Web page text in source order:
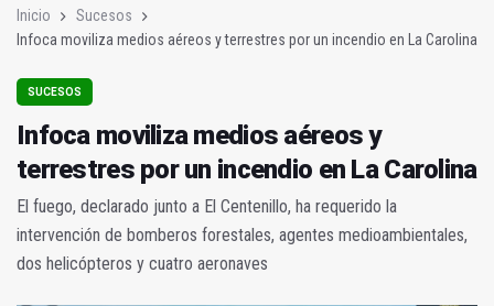
Inicio
Sucesos
Infoca moviliza medios aéreos y terrestres por un incendio en La Carolina
SUCESOS
Infoca moviliza medios aéreos y
terrestres por un incendio en La Carolina
El fuego, declarado junto a El Centenillo, ha requerido la
intervención de bomberos forestales, agentes medioambientales,
dos helicópteros y cuatro aeronaves